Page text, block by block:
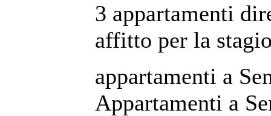
3 appartamenti
affitto per la
appartamenti a
Appartamenti a